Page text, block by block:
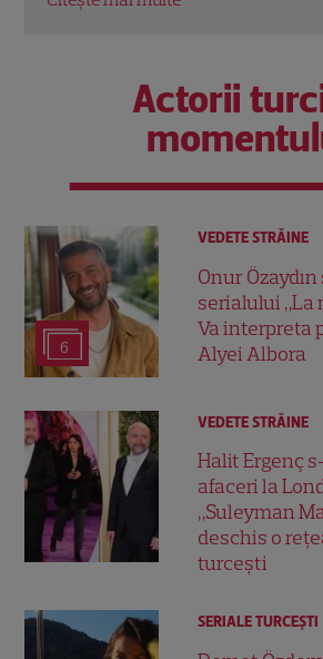
Actorii
6
VEDETE STRĂINE
Onur
serialului „La
Va interpreta
Alyei Albora
VEDETE STRĂINE
Halit Ergenç
afaceri la
„Suleyman
deschis o
turcești
SERIALE TURCEŞTI